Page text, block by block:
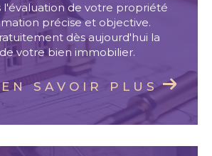
l'évaluation de votre propriété
précise et objective.
dès aujourd'hui la
votre bien immobilier.
EN SAVOIR PLUS